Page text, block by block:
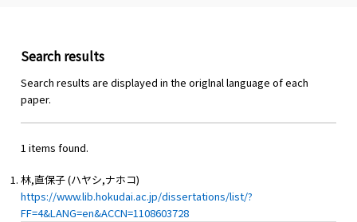
Search results
Search results are displayed in the origlnal language of each
paper.
1 items found.
林,直保子 (ハヤシ,ナホコ)
https://www.lib.hokudai.ac.jp/dissertations/list/?
FF=4&LANG=en&ACCN=1108603728